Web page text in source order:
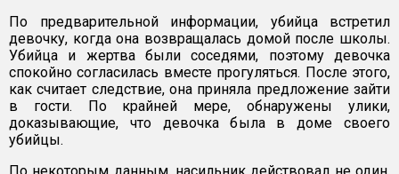
По предварительной информации, убийца встретил
девочку, когда она возвращалась домой после школы.
Убийца и жертва были соседями, поэтому девочка
спокойно согласилась вместе прогуляться. После этого,
как считает следствие, она приняла предложение зайти
в гости. По крайней мере, обнаружены улики,
доказывающие, что девочка была в доме своего
убийцы.
По некоторым данным, насильник действовал не один,